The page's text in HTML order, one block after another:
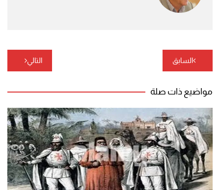
تصفّح
المقالات
السابق التالي
مواضيع ذات صلة